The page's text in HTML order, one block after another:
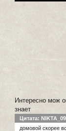
Интересно мож
знает
Цитата: NIKTA_09
домовой скорее